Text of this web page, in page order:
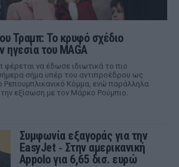
Τραμπ: Το κρυφό σχέδιο
ηγεσία του MAGA
φέρεται να έδωσε ιδιωτικά το πιο
σήμα υπέρ του αντιπροέδρου ως
Ρεπουμπλικανικό Κόμμα, ενώ παράλληλα
την εξίσωση με τον Μάρκο Ρούμπιο.
Συμφωνία εξαγοράς για την
EasyJet ‑ Στην αμερικανική
Appolo για 6,65 δισ. ευρώ